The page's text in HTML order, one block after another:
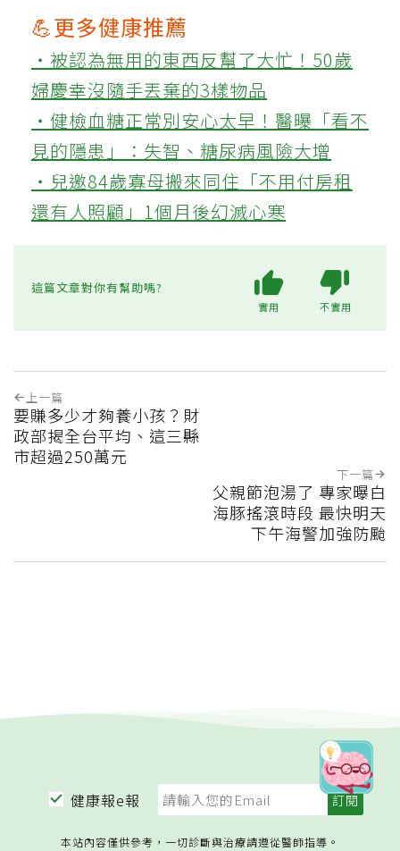
💪更多健康推薦
‧被認為無用的東西反幫了大忙！50歲
婦慶幸沒隨手丟棄的3樣物品
‧健檢血糖正常別安心太早！醫曝「看不
見的隱患」：失智、糖尿病風險大增
‧兒邀84歲寡母搬來同住「不用付房租
還有人照顧」1個月後幻滅心寒
這篇文章對你有幫助嗎?
實用 不實用
上一篇
要賺多少才夠養小孩？財
政部揭全台平均、這三縣
市超過250萬元
下一篇
父親節泡湯了 專家曝白
海豚搖滾時段 最快明天
下午海警加強防颱
健康報e報
本站內容僅供參考，一切診斷與治療請遵從醫師指導。